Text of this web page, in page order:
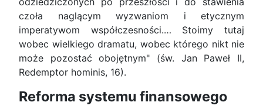
czoła naglącym wyzwaniom i etycznym
imperatywom współczesności.… Stoimy tutaj
wobec wielkiego dramatu, wobec którego nikt nie
może pozostać obojętnym" (św. Jan Paweł II,
Redemptor hominis, 16).
Reforma systemu finansowego